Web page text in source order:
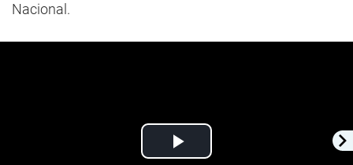
Nacional.
Play